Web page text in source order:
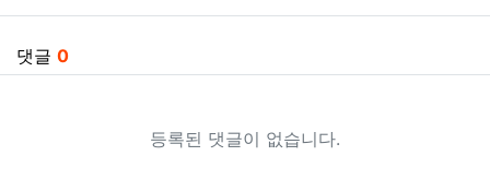
댓글 0
등록된 댓글이 없습니다.